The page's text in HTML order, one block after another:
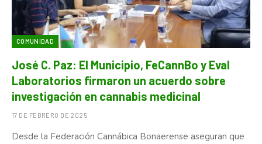
COMUNIDAD
José C. Paz: El Municipio, FeCannBo y Eval
Laboratorios firmaron un acuerdo sobre
investigación en cannabis medicinal
17 DE FEBRERO DE 2025
Desde la Federación Cannábica Bonaerense aseguran que